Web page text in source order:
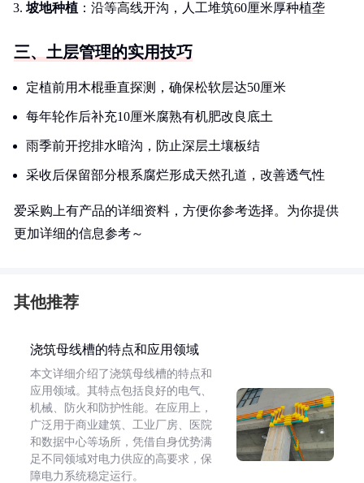
坡地种植 ：沿等高线开沟，人工堆筑60厘米厚种植垄
三、土层管理的实用技巧
定植前用木棍垂直探测，确保松软层达50厘米
每年轮作后补充10厘米腐熟有机肥改良底土
雨季前开挖排水暗沟，防止深层土壤板结
采收后保留部分根系腐烂形成天然孔道，改善透气性
爱采购上有产品的详细资料，方便你参考选择。为你提供
更加详细的信息参考～
其他推荐
浇筑母线槽的特点和应用领域
本文详细介绍了浇筑母线槽的特点和
应用领域。其特点包括良好的电气、
机械、防火和防护性能。在应用上，
广泛用于商业建筑、工业厂房、医院
和数据中心等场所，凭借自身优势满
足不同领域对电力供应的高要求，保
障电力系统稳定运行。